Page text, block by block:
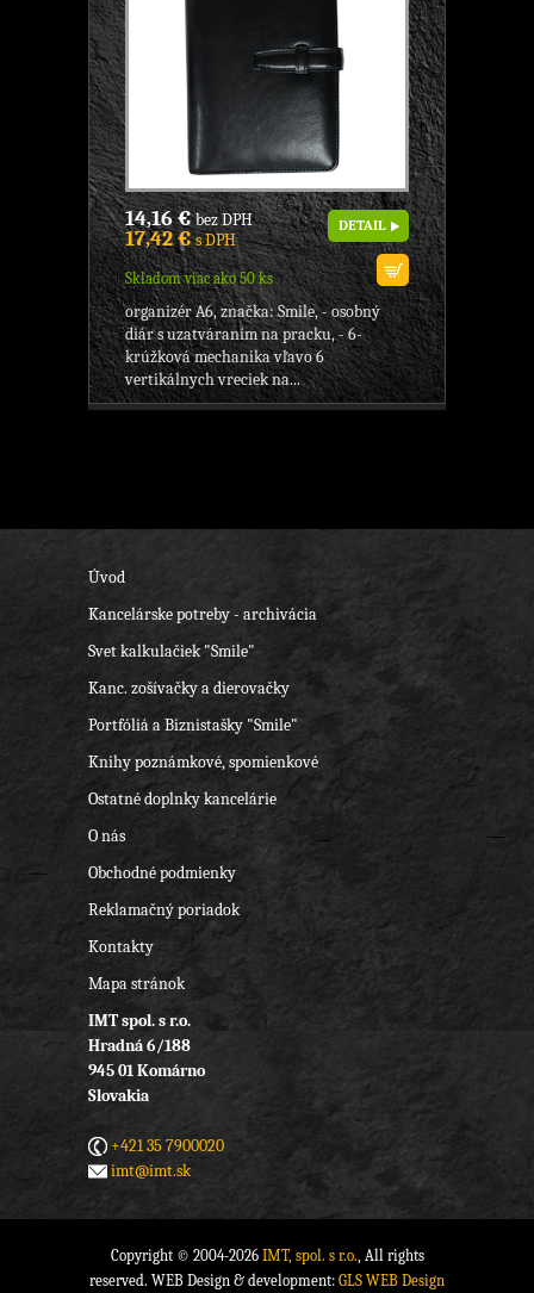
14,16 €bez DPH
17,42 €s DPH
Skladom viac ako 50 ks
DETAIL
organizér A6, značka: Smile, - osobný
diár s uzatváraním na pracku, - 6-
krúžková mechanika vľavo 6
vertikálnych vreciek na...
Úvod
Kancelárske potreby - archivácia
Svet kalkulačiek "Smile"
Kanc. zošívačky a dierovačky
Portfóliá a Biznistašky "Smile"
Knihy poznámkové, spomienkové
Ostatné doplnky kancelárie
O nás
Obchodné podmienky
Reklamačný poriadok
Kontakty
Mapa stránok
IMT spol. s r.o.
Hradná 6/188
945 01 Komárno
Slovakia
+421 35 7900020
imt@imt.sk
Copyright © 2004-2026 IMT, spol. s r.o., All rights
reserved. WEB Design & development: GLS WEB Design